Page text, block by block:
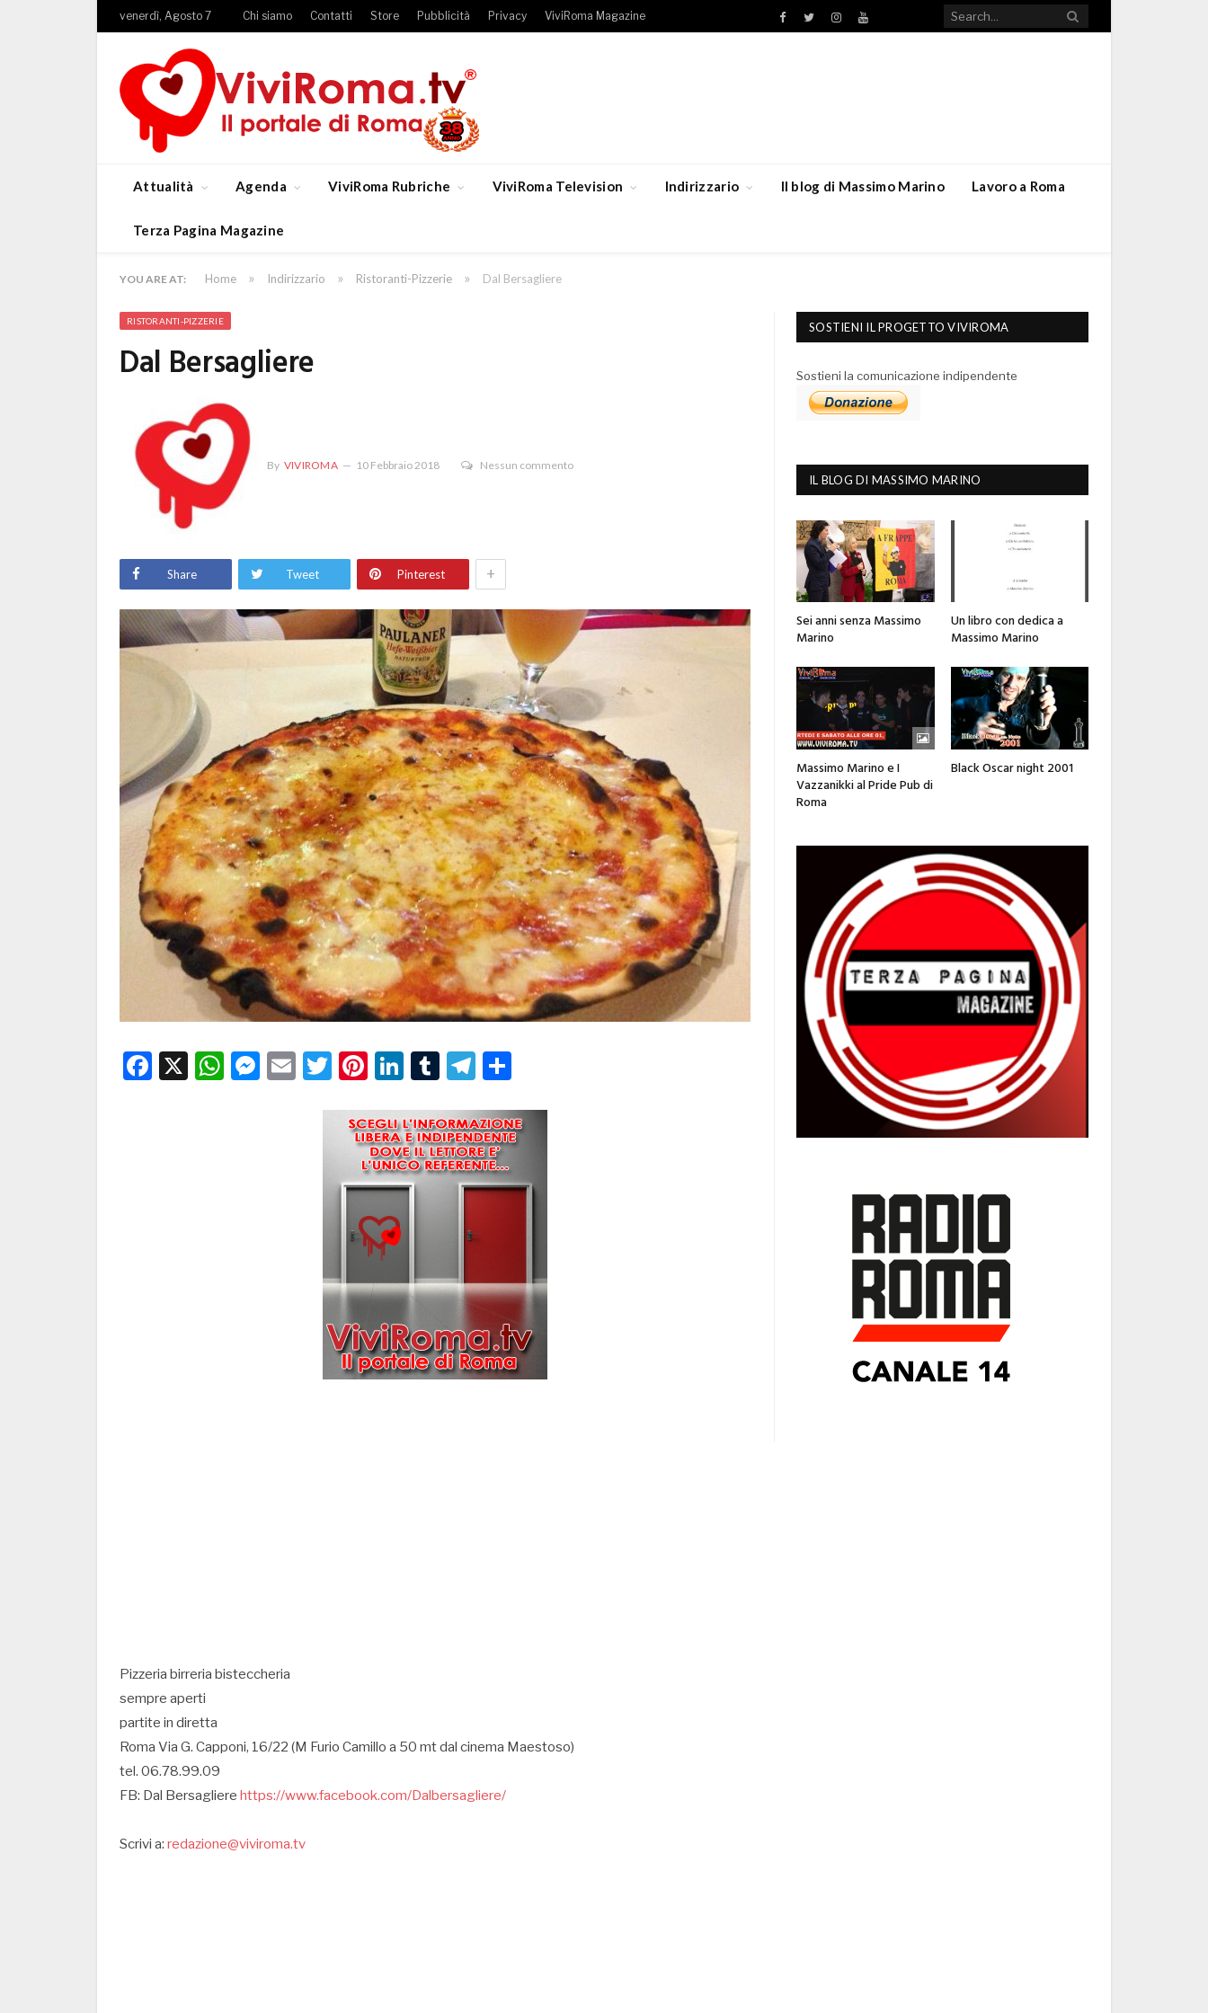
venerdì, Agosto 7 Chi siamo Contatti Store Pubblicità Privacy ViviRoma Magazine Facebook
TwitterInstagramYouTube
Attualità Agenda ViviRoma Rubriche ViviRoma Television Indirizzario Il blog di Massimo Marino Lavoro a Roma
Terza Pagina Magazine
YOU ARE AT: Home » Indirizzario » Ristoranti-Pizzerie » Dal Bersagliere
RISTORANTI-PIZZERIE
Dal Bersagliere
By VIVIROMA 10 Febbraio 2018 Nessun commento
Share Tweet Pinterest +
Facebook
X WhatsApp
Messenger
EmailTwitter
Pinterest
LinkedIn
TumblrTelegram
Pizzeria birreria bisteccheria
sempre aperti
partite in diretta
Roma Via G. Capponi, 16/22 (M Furio Camillo a 50 mt dal cinema Maestoso)
tel. 06.78.99.09
FB: Dal Bersagliere https://www.facebook.com/Dalbersagliere/
Scrivi a: redazione@viviroma.tv
SOSTIENI IL PROGETTO VIVIROMA
Sostieni la comunicazione indipendente
IL BLOG DI MASSIMO MARINO
Sei anni senza Massimo
Marino
Un libro con dedica a
Massimo Marino
Massimo Marino e I
Vazzanikki al Pride Pub di
Roma
Black Oscar night 2001